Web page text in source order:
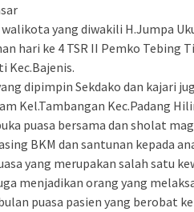
yang diwakili H.Jumpa
hari ke 4 TSR II Pemko Tebing
Kec.Bajenis.
dipimpin Sekdako dan kajari
Kel.Tambangan Kec.Padang
puasa bersama dan sholat
BKM dan santunan kepada
yang merupakan salah satu
menjadikan orang yang
puasa pasien yang berobat